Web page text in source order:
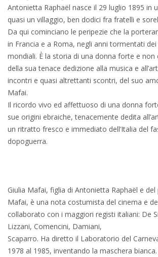
Antonietta Raphaël nasce il 29 luglio 1895 in
quasi un villaggio, ben dodici fra fratelli e
Da qui cominciano le peripezie che la
in Francia e a Roma, negli anni tormentati
mondiali. È la storia di una donna forte e non
della sua tenace dedizione alla musica e
incontri e quasi altrettanti scontri, del suo
Mafai.
Il ricordo vivo ed affettuoso di una donna
sue origini ebraiche, tenacemente dedita
un ritratto fresco e immediato dell’Italia del
dopoguerra.
Giulia Mafai, figlia di Antonietta Raphaël e
Mafai, è una nota costumista del cinema e
collaborato con i maggiori registi italiani: De
Lizzani, Comencini, Damiani,
Scaparro. Ha diretto il Laboratorio del
1978 al 1985, inventando la maschera bianca.